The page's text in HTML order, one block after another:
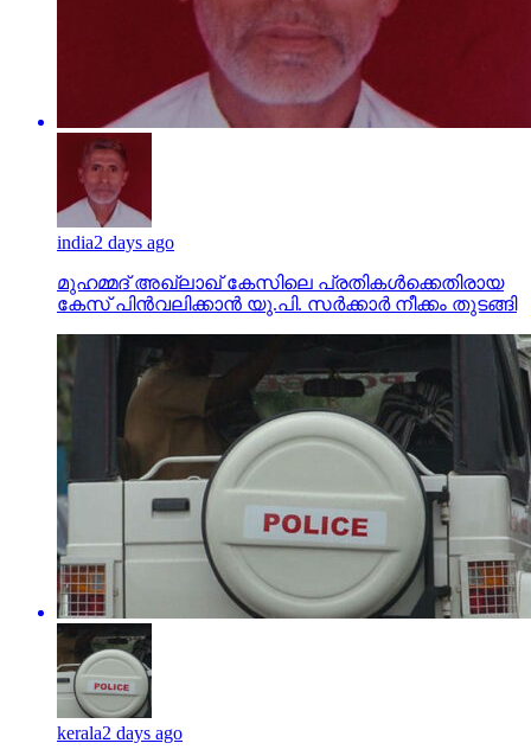
india2 days ago
മുഹമ്മദ് അഖ്‌ലാഖ് കേസിലെ പ്രതികള്‍ക്കെതിരായ
കേസ് പിന്‍വലിക്കാന്‍ യു.പി. സര്‍ക്കാര്‍ നീക്കം തുടങ്ങി
kerala2 days ago